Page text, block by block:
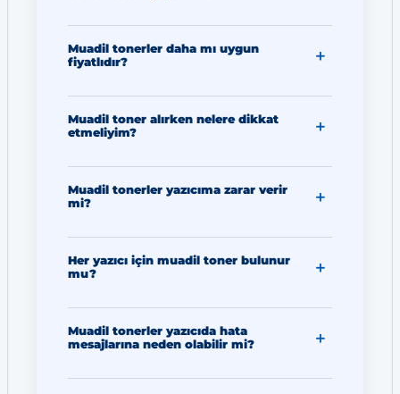
Muadil tonerler daha mı uygun
fiyatlıdır?
Muadil toner alırken nelere dikkat
etmeliyim?
Muadil tonerler yazıcıma zarar verir
mi?
Her yazıcı için muadil toner bulunur
mu?
Muadil tonerler yazıcıda hata
mesajlarına neden olabilir mi?